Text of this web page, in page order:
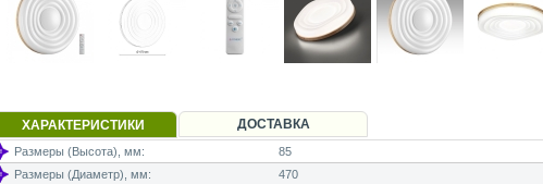
ХАРАКТЕРИСТИКИ ДОСТАВКА
Размеры (Высота), мм:
85
Размеры (Диаметр), мм:
470